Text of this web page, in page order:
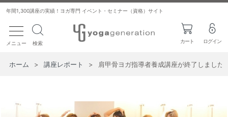
年間1,300講座の実績！ヨガ専門 イベント・セミナー（資格）サイト
toggle navigation
メニュー 検索 カート ログイン
ホーム > 講座レポート > 肩甲骨ヨガ指導者養成講座が終了しました